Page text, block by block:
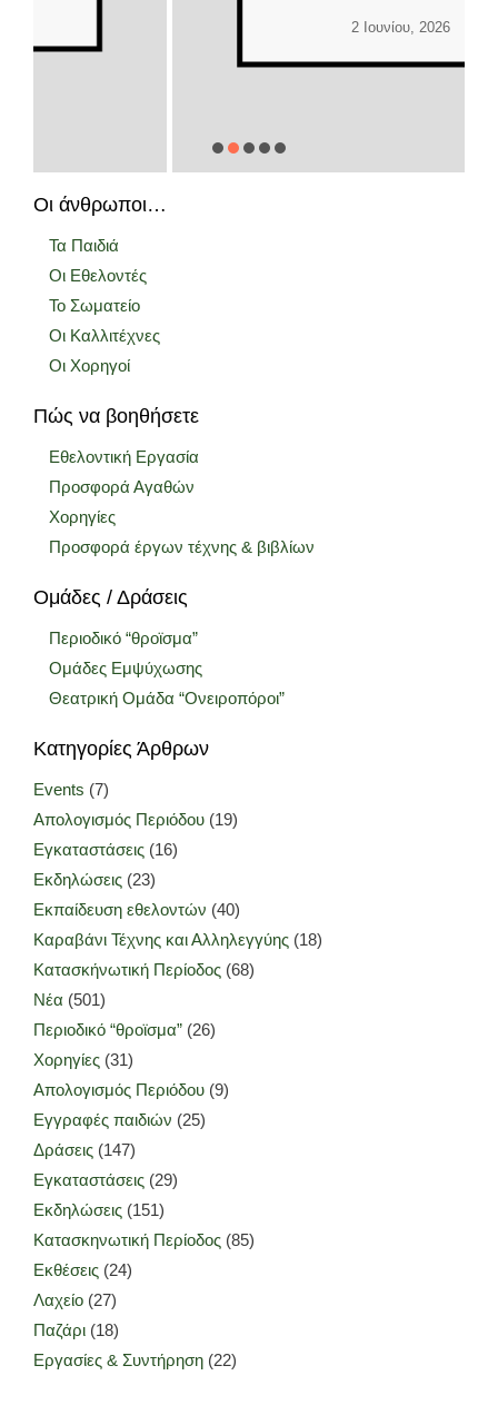
Οι άνθρωποι…
Τα Παιδιά
Οι Εθελοντές
Το Σωματείο
Οι Καλλιτέχνες
Οι Χορηγοί
Πώς να βοηθήσετε
Εθελοντική Εργασία
Προσφορά Αγαθών
Χορηγίες
Προσφορά έργων τέχνης & βιβλίων
Ομάδες / Δράσεις
Περιοδικό “θροϊσμα”
Ομάδες Εμψύχωσης
Θεατρική Ομάδα “Ονειροπόροι”
Κατηγορίες Άρθρων
Events (7)
Απολογισμός Περιόδου (19)
Εγκαταστάσεις (16)
Εκδηλώσεις (23)
Εκπαίδευση εθελοντών (40)
Καραβάνι Τέχνης και Αλληλεγγύης (18)
Κατασκήνωτική Περίοδος (68)
Νέα (501)
Περιοδικό “θροϊσμα” (26)
Χορηγίες (31)
Απολογισμός Περιόδου (9)
Εγγραφές παιδιών (25)
Δράσεις (147)
Εγκαταστάσεις (29)
Εκδηλώσεις (151)
Κατασκηνωτική Περίοδος (85)
Εκθέσεις (24)
Λαχείο (27)
Παζάρι (18)
Εργασίες & Συντήρηση (22)